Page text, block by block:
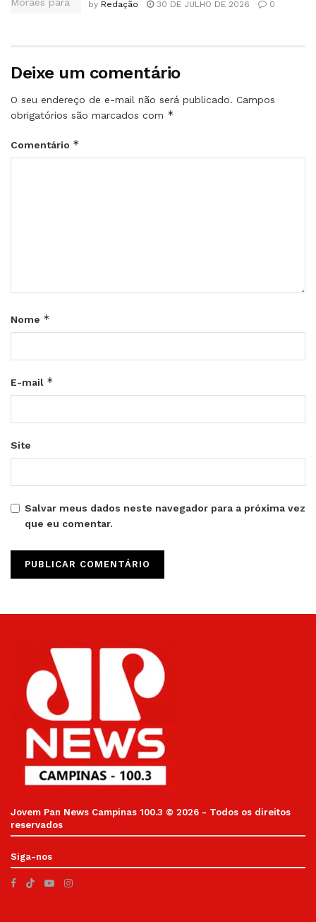
by Redação 30 DE JULHO DE 2026 0
Deixe um comentário
O seu endereço de e-mail não será publicado. Campos
obrigatórios são marcados com *
Comentário *
Nome *
E-mail *
Site
Salvar meus dados neste navegador para a próxima vez
que eu comentar.
Jovem Pan News Campinas 100.3 © 2026 - Todos os direitos
reservados
Siga-nos